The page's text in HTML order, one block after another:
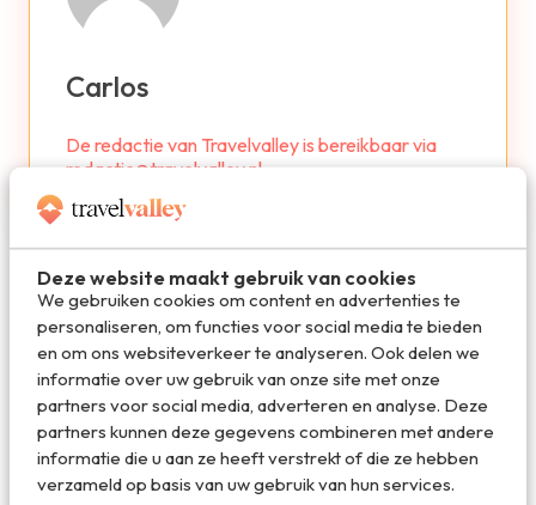
Deze website maakt gebruik van cookies
We gebruiken cookies om content en advertenties te
personaliseren, om functies voor social media te bieden
en om ons websiteverkeer te analyseren. Ook delen we
informatie over uw gebruik van onze site met onze
partners voor social media, adverteren en analyse. Deze
partners kunnen deze gegevens combineren met andere
informatie die u aan ze heeft verstrekt of die ze hebben
verzameld op basis van uw gebruik van hun services.
Carlos
De redactie van Travelvalley is bereikbaar via
redactie@travelvalley.nl.
De beste reisdeals van dit moment
Vakantie 2026: de beste
vakanties en aanbiedingen
Vakantiediscounter.nl